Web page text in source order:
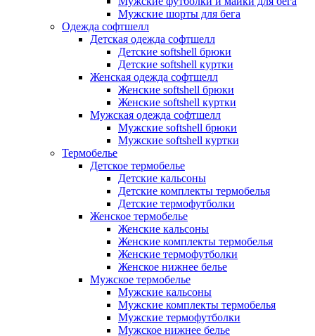
Мужские шорты для бега
Одежда софтшелл
Детская одежда софтшелл
Детские softshell брюки
Детские softshell куртки
Женская одежда софтшелл
Женские softshell брюки
Женские softshell куртки
Мужская одежда софтшелл
Мужские softshell брюки
Мужские softshell куртки
Термобелье
Детское термобелье
Детские кальсоны
Детские комплекты термобелья
Детские термофутболки
Женское термобелье
Женские кальсоны
Женские комплекты термобелья
Женские термофутболки
Женское нижнее белье
Мужское термобелье
Мужские кальсоны
Мужские комплекты термобелья
Мужские термофутболки
Мужское нижнее белье